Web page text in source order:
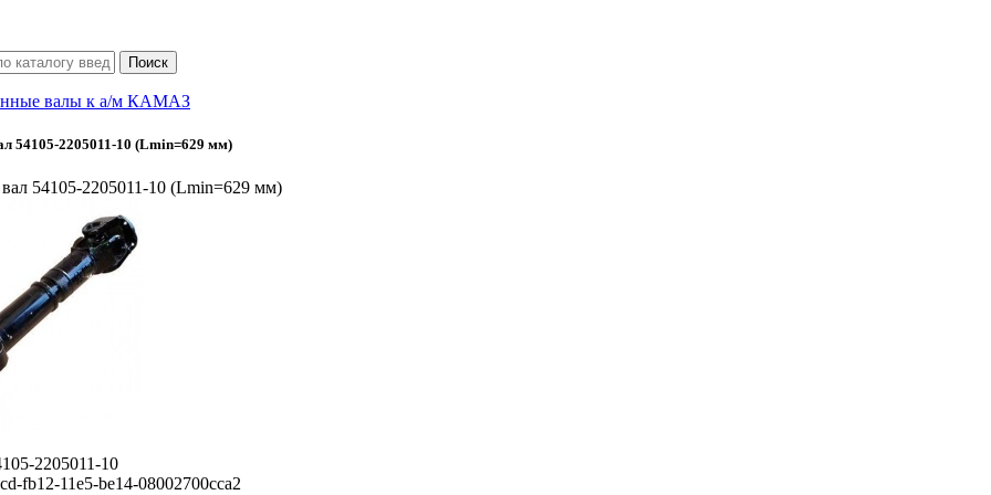
валы к а/м КАМАЗ
54105-2205011-10 (Lmin=629 мм)
54105-2205011-10 (Lmin=629 мм)
2205011-10
fb12-11e5-be14-08002700cca2